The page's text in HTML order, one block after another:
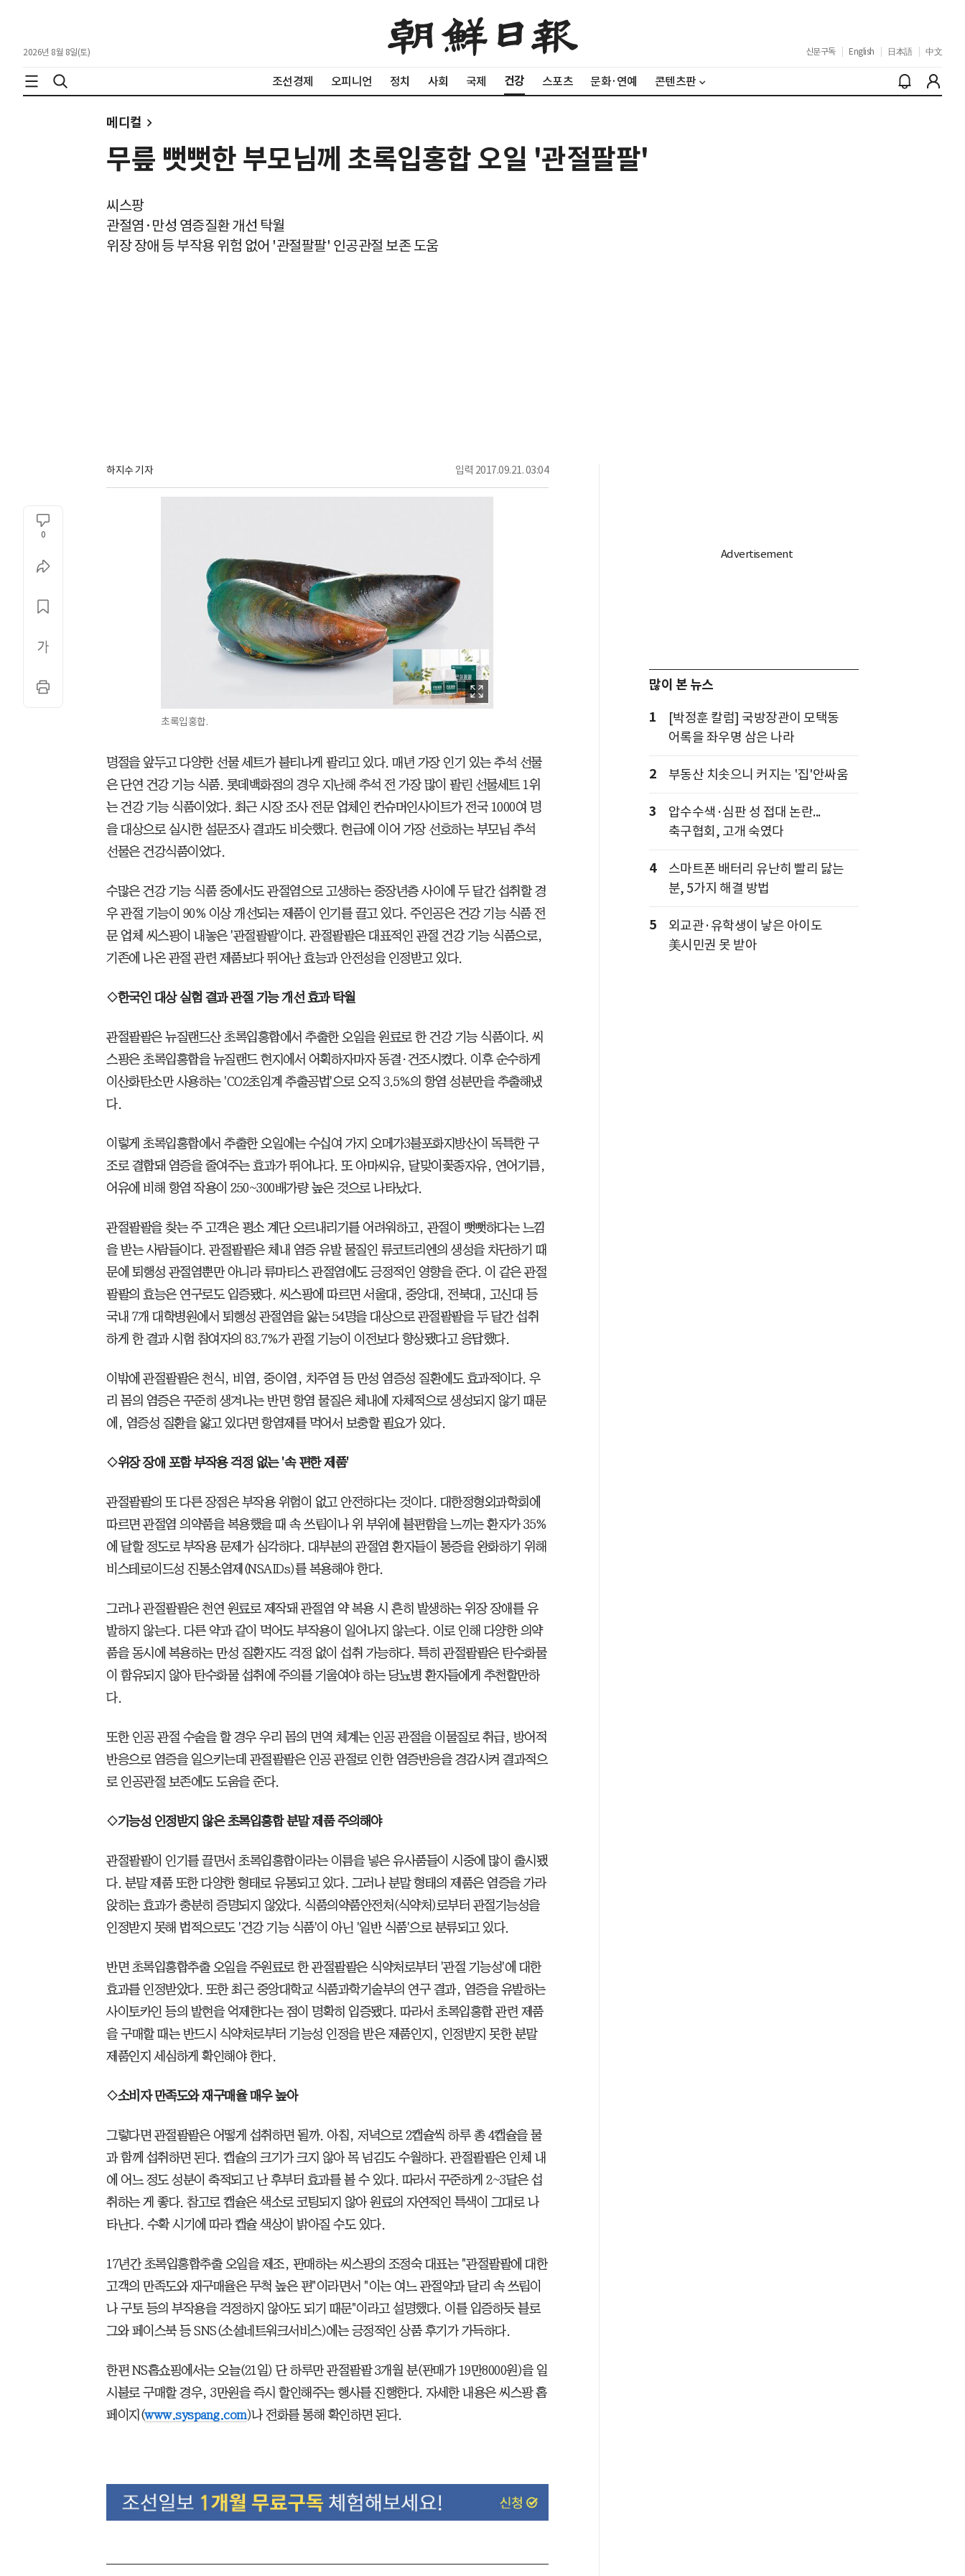
2026년 8월 8일(토) 신문구독 English 日本語 中文
조선경제 오피니언 정치 사회 국제 건강 스포츠 문화·연예 콘텐츠판
메디컬
무릎 뻣뻣한 부모님께 초록입홍합 오일 '관절팔팔'
씨스팡
관절염·만성 염증질환 개선 탁월
위장 장애 등 부작용 위험 없어 '관절팔팔' 인공관절 보존 도움
하지수 기자 입력 2017.09.21. 03:04
0
초록입홍합.
명절을 앞두고 다양한 선물 세트가 불티나게 팔리고 있다. 매년 가장 인기 있는 추석 선물
은 단연 건강 기능 식품. 롯데백화점의 경우 지난해 추석 전 가장 많이 팔린 선물세트 1위
는 건강 기능 식품이었다. 최근 시장 조사 전문 업체인 컨슈머인사이트가 전국 1000여 명
을 대상으로 실시한 설문조사 결과도 비슷했다. 현금에 이어 가장 선호하는 부모님 추석
선물은 건강식품이었다.
수많은 건강 기능 식품 중에서도 관절염으로 고생하는 중장년층 사이에 두 달간 섭취할 경
우 관절 기능이 90% 이상 개선되는 제품이 인기를 끌고 있다. 주인공은 건강 기능 식품 전
문 업체 씨스팡이 내놓은 '관절팔팔'이다. 관절팔팔은 대표적인 관절 건강 기능 식품으로,
기존에 나온 관절 관련 제품보다 뛰어난 효능과 안전성을 인정받고 있다.
◇한국인 대상 실험 결과 관절 기능 개선 효과 탁월
관절팔팔은 뉴질랜드산 초록입홍합에서 추출한 오일을 원료로 한 건강 기능 식품이다. 씨
스팡은 초록입홍합을 뉴질랜드 현지에서 어획하자마자 동결·건조시켰다. 이후 순수하게
이산화탄소만 사용하는 'CO2초임계 추출공법'으로 오직 3.5%의 항염 성분만을 추출해냈
다.
이렇게 초록입홍합에서 추출한 오일에는 수십여 가지 오메가3불포화지방산이 독특한 구
조로 결합돼 염증을 줄여주는 효과가 뛰어나다. 또 아마씨유, 달맞이꽃종자유, 연어기름,
어유에 비해 항염 작용이 250~300배가량 높은 것으로 나타났다.
관절팔팔을 찾는 주 고객은 평소 계단 오르내리기를 어려워하고, 관절이 뻣뻣하다는 느낌
을 받는 사람들이다. 관절팔팔은 체내 염증 유발 물질인 류코트리엔의 생성을 차단하기 때
문에 퇴행성 관절염뿐만 아니라 류마티스 관절염에도 긍정적인 영향을 준다. 이 같은 관절
팔팔의 효능은 연구로도 입증됐다. 씨스팡에 따르면 서울대, 중앙대, 전북대, 고신대 등
국내 7개 대학병원에서 퇴행성 관절염을 앓는 54명을 대상으로 관절팔팔을 두 달간 섭취
하게 한 결과 시험 참여자의 83.7%가 관절 기능이 이전보다 향상됐다고 응답했다.
이밖에 관절팔팔은 천식, 비염, 중이염, 치주염 등 만성 염증성 질환에도 효과적이다. 우
리 몸의 염증은 꾸준히 생겨나는 반면 항염 물질은 체내에 자체적으로 생성되지 않기 때문
에, 염증성 질환을 앓고 있다면 항염제를 먹어서 보충할 필요가 있다.
◇위장 장애 포함 부작용 걱정 없는 '속 편한 제품'
관절팔팔의 또 다른 장점은 부작용 위험이 없고 안전하다는 것이다. 대한정형외과학회에
따르면 관절염 의약품을 복용했을 때 속 쓰림이나 위 부위에 불편함을 느끼는 환자가 35%
에 달할 정도로 부작용 문제가 심각하다. 대부분의 관절염 환자들이 통증을 완화하기 위해
비스테로이드성 진통소염제(NSAIDs)를 복용해야 한다.
그러나 관절팔팔은 천연 원료로 제작돼 관절염 약 복용 시 흔히 발생하는 위장 장애를 유
발하지 않는다. 다른 약과 같이 먹어도 부작용이 일어나지 않는다. 이로 인해 다양한 의약
품을 동시에 복용하는 만성 질환자도 걱정 없이 섭취 가능하다. 특히 관절팔팔은 탄수화물
이 함유되지 않아 탄수화물 섭취에 주의를 기울여야 하는 당뇨병 환자들에게 추천할만하
다.
또한 인공 관절 수술을 할 경우 우리 몸의 면역 체계는 인공 관절을 이물질로 취급, 방어적
반응으로 염증을 일으키는데 관절팔팔은 인공 관절로 인한 염증반응을 경감시켜 결과적으
로 인공관절 보존에도 도움을 준다.
◇기능성 인정받지 않은 초록입홍합 분말 제품 주의해야
관절팔팔이 인기를 끌면서 초록입홍합이라는 이름을 넣은 유사품들이 시중에 많이 출시됐
다. 분말 제품 또한 다양한 형태로 유통되고 있다. 그러나 분말 형태의 제품은 염증을 가라
앉히는 효과가 충분히 증명되지 않았다. 식품의약품안전처(식약처)로부터 관절기능성을
인정받지 못해 법적으로도 '건강 기능 식품'이 아닌 '일반 식품'으로 분류되고 있다.
반면 초록입홍합추출 오일을 주원료로 한 관절팔팔은 식약처로부터 '관절 기능성'에 대한
효과를 인정받았다. 또한 최근 중앙대학교 식품과학기술부의 연구 결과, 염증을 유발하는
사이토카인 등의 발현을 억제한다는 점이 명확히 입증됐다. 따라서 초록입홍합 관련 제품
을 구매할 때는 반드시 식약처로부터 기능성 인정을 받은 제품인지, 인정받지 못한 분말
제품인지 세심하게 확인해야 한다.
◇소비자 만족도와 재구매율 매우 높아
그렇다면 관절팔팔은 어떻게 섭취하면 될까. 아침, 저녁으로 2캡슐씩 하루 총 4캡슐을 물
과 함께 섭취하면 된다. 캡슐의 크기가 크지 않아 목 넘김도 수월하다. 관절팔팔은 인체 내
에 어느 정도 성분이 축적되고 난 후부터 효과를 볼 수 있다. 따라서 꾸준하게 2~3달은 섭
취하는 게 좋다. 참고로 캡슐은 색소로 코팅되지 않아 원료의 자연적인 특색이 그대로 나
타난다. 수확 시기에 따라 캡슐 색상이 밝아질 수도 있다.
17년간 초록입홍합추출 오일을 제조, 판매하는 씨스팡의 조정숙 대표는 "관절팔팔에 대한
고객의 만족도와 재구매율은 무척 높은 편"이라면서 "이는 여느 관절약과 달리 속 쓰림이
나 구토 등의 부작용을 걱정하지 않아도 되기 때문"이라고 설명했다. 이를 입증하듯 블로
그와 페이스북 등 SNS(소셜네트워크서비스)에는 긍정적인 상품 후기가 가득하다.
한편 NS홈쇼핑에서는 오늘(21일) 단 하루만 관절팔팔 3개월 분(판매가 19만8000원)을 일
시불로 구매할 경우, 3만원을 즉시 할인해주는 행사를 진행한다. 자세한 내용은 씨스팡 홈
페이지(www.syspang.com)나 전화를 통해 확인하면 된다.
많이 본 뉴스
1
[박정훈 칼럼] 국방장관이 모택동
어록을 좌우명 삼은 나라
2 부동산 치솟으니 커지는 '집'안싸움
3
압수수색·심판 성 접대 논란...
축구협회, 고개 숙였다
4
스마트폰 배터리 유난히 빨리 닳는
분, 5가지 해결 방법
5
외교관·유학생이 낳은 아이도
美시민권 못 받아